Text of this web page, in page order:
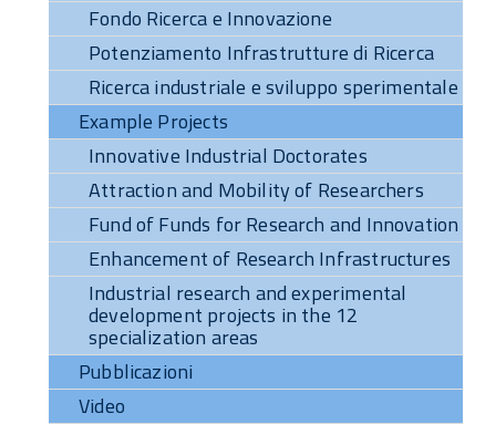
Fondo Ricerca e Innovazione
Potenziamento Infrastrutture di Ricerca
Ricerca industriale e sviluppo sperimentale
Example Projects
Innovative Industrial Doctorates
Attraction and Mobility of Researchers
Fund of Funds for Research and Innovation
Enhancement of Research Infrastructures
Industrial research and experimental
development projects in the 12
specialization areas
Pubblicazioni
Video